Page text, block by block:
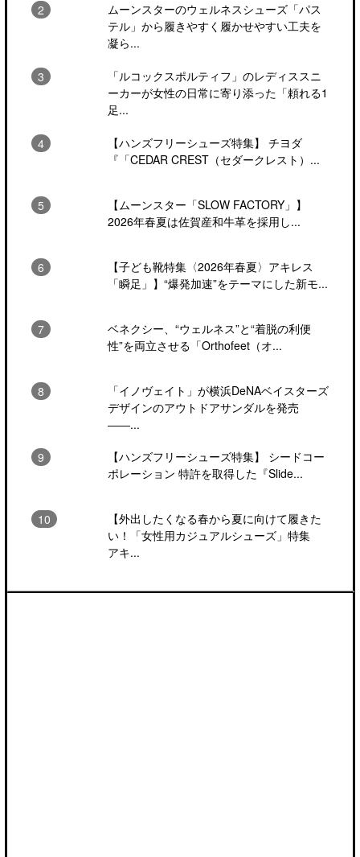
ムーンスターのウェルネスシューズ「パス
テル」から履きやすく履かせやすい工夫を
凝ら...
「ルコックスポルティフ」のレディススニ
ーカーが女性の日常に寄り添った「頼れる1
足...
【ハンズフリーシューズ特集】 チヨダ
『「CEDAR CREST（セダークレスト）...
【ムーンスター「SLOW FACTORY」】
2026年春夏は佐賀産和牛革を採用し...
【子ども靴特集〈2026年春夏〉アキレス
「瞬足」】“爆発加速”をテーマにした新モ...
ベネクシー、“ウェルネス”と“着脱の利便
性”を両立させる「Orthofeet（オ...
「イノヴェイト」が横浜DeNAベイスターズ
デザインのアウトドアサンダルを発売
――...
【ハンズフリーシューズ特集】 シードコー
ポレーション 特許を取得した『Slide...
【外出したくなる春から夏に向けて履きた
い！「女性用カジュアルシューズ」特集
アキ...